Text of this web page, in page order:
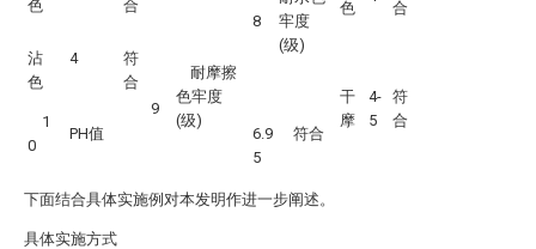
色
合
8
牢度
(级)
色
合
沾
色
4
符
合
9
耐摩擦
色牢度
(级)
干
摩
4-
5
符
合
1
0
PH值
6.9
5
符合
下面结合具体实施例对本发明作进一步阐述。
具体实施方式